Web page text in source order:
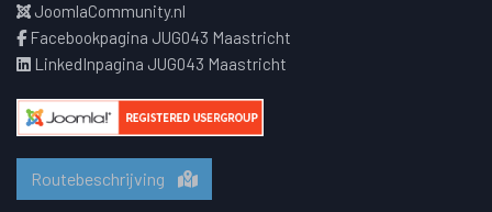
JoomlaCommunity.nl
Facebookpagina JUG043 Maastricht
LinkedInpagina JUG043 Maastricht
Routebeschrijving